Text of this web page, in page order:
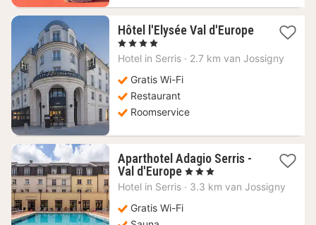
Hôtel l'Elysée Val d'Europe
1
nacht
179,18
€
, 4 Sterren
Hotel in Serris · 2.7 km van Jossigny
Gratis Wi-Fi
Restaurant
Roomservice
Aparthotel Adagio Serris -
Val d'Europe 1
nacht
, 3 Sterren
Hotel in Serris · 3.3 km van Jossigny
Gratis Wi-Fi